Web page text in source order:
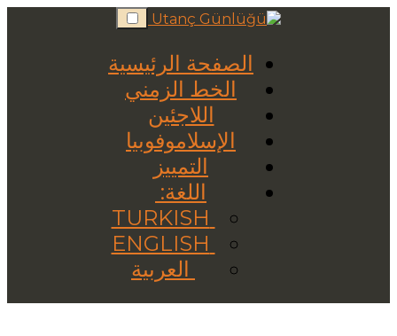
Skip
to
الصفحة الرئيسية
الخط الزمني
اللاجئين
الإسلاموفوبيا
التمييز
اللغة:
العربية